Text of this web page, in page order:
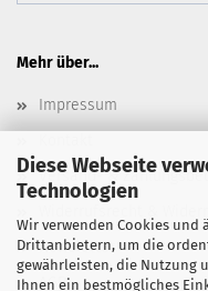
Diese Webseite
Technologien
Wir verwenden Cookies und
Drittanbietern, um die
gewährleisten, die Nutzung
Ihnen ein bestmögliches
Mehr über...
Impressum
Versand- &
Newsletter
AGB